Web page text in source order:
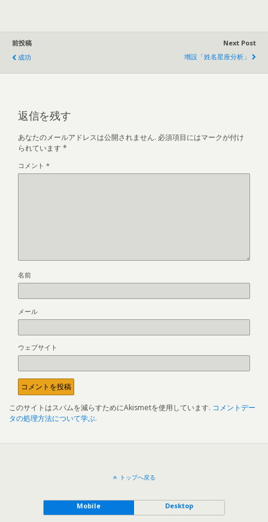
前投稿
成功
Next Post
增設「姓名星座分析」
返信を残す
あなたのメールアドレスは公開されません. 必須項目にはマークが付け
られています *
コメント *
名前
メール
ウェブサイト
このサイトはスパムを減らすためにAkismetを使用しています. コメントデー
タの処理方法について学ぶ.
トップへ戻る
Mobile Desktop